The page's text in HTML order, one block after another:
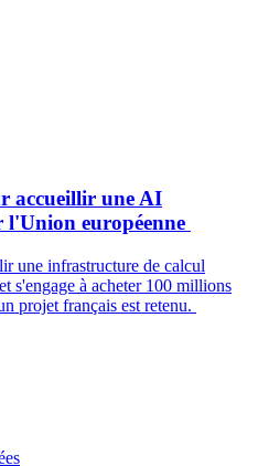
accueillir une AI
l'Union européenne
une infrastructure de calcul
s'engage à acheter 100 millions
projet français est retenu.